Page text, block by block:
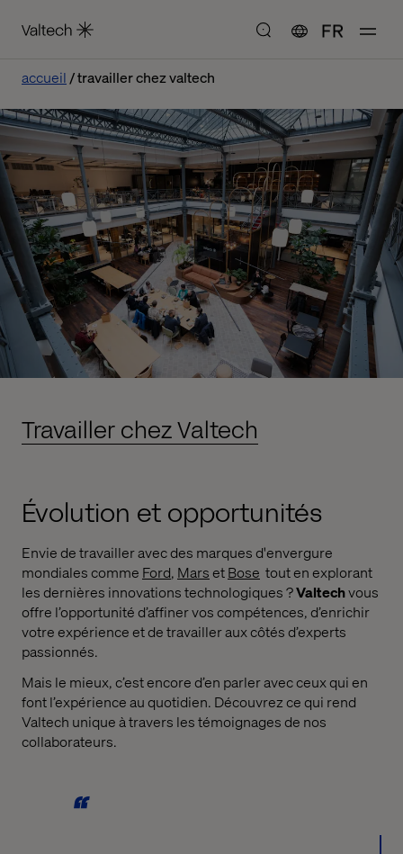
FR
accueil travailler chez valtech
Travailler chez Valtech
Évolution et opportunités
Envie de travailler avec des marques d'envergure
mondiales comme Ford, MarsetBose tout en explorant
les dernières innovations technologiques ?Valtechvous
offre l’opportunité d’affiner vos compétences, d’enrichir
votre expérience et de travailler aux côtés d’experts
passionnés.
Mais le mieux, c’est encore d’en parler avec ceux qui en
font l’expérience au quotidien. Découvrez ce qui rend
Valtech unique à travers les témoignages de nos
collaborateurs.